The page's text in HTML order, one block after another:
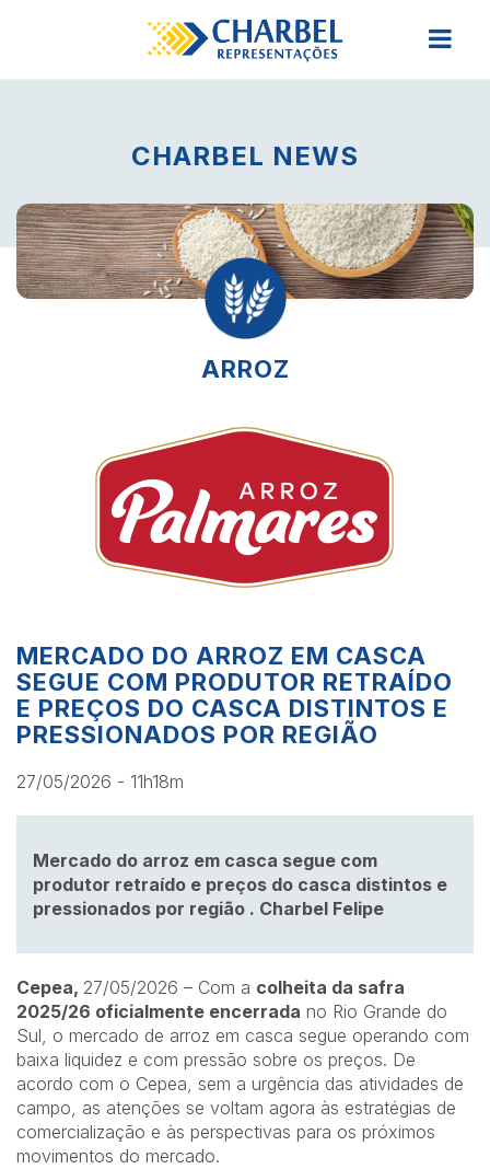
CHARBEL NEWS
ARROZ
MERCADO DO ARROZ EM CASCA
SEGUE COM PRODUTOR RETRAÍDO
E PREÇOS DO CASCA DISTINTOS E
PRESSIONADOS POR REGIÃO
27/05/2026 - 11h18m
Mercado do arroz em casca segue com
produtor retraído e preços do casca distintos e
pressionados por região . Charbel Felipe
Cepea, 27/05/2026 – Com a colheita da safra
2025/26 oficialmente encerrada no Rio Grande do
Sul, o mercado de arroz em casca segue operando com
baixa liquidez e com pressão sobre os preços. De
acordo com o Cepea, sem a urgência das atividades de
campo, as atenções se voltam agora às estratégias de
comercialização e às perspectivas para os próximos
movimentos do mercado.